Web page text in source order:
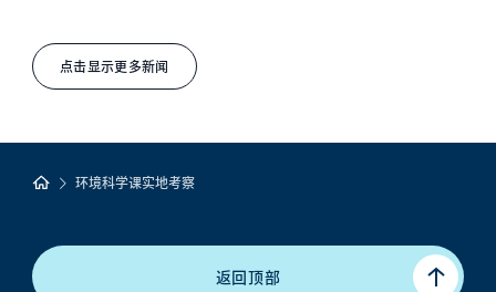
点击显示更多新闻
环境科学课实地考察
返回顶部